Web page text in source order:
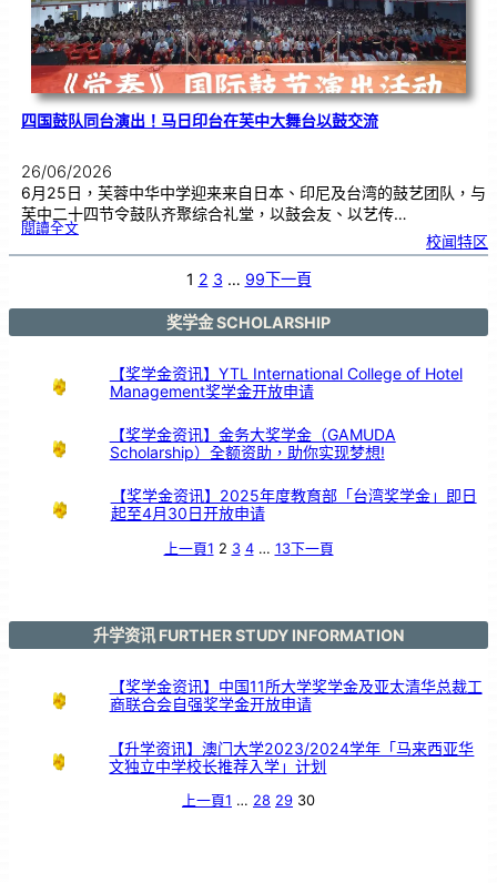
四国鼓队同台演出！马日印台在芙中大舞台以鼓交流
26/06/2026
6月25日，芙蓉中华中学迎来来自日本、印尼及台湾的鼓艺团队，与
芙中二十四节令鼓队齐聚综合礼堂，以鼓会友、以艺传…
閱讀全文:四
队
日
在
校闻特区
1 2 3 … 99下一頁
奖学金 SCHOLARSHIP
【奖学金资讯】YTL International College of Hotel
Management奖学金开放申请
【奖学金资讯】金务大奖学金（GAMUDA
Scholarship）全额资助，助你实现梦想!
【奖学金资讯】2025年度教育部「台湾奖学金」即日
起至4月30日开放申请
上一頁1 2 3 4 … 13下一頁
升学资讯 FURTHER STUDY INFORMATION
【奖学金资讯】中国11所大学奖学金及亚太清华总裁工
商联合会自强奖学金开放申请
【升学资讯】澳门大学2023/2024学年「马来西亚华
文独立中学校长推荐入学」计划
上一頁1 … 28 29 30